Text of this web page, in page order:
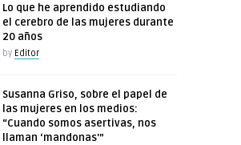
Lo que he aprendido estudiando
el cerebro de las mujeres durante
20 años
by Editor
Susanna Griso, sobre el papel de
las mujeres en los medios:
“Cuando somos asertivas, nos
llaman ‘mandonas'”